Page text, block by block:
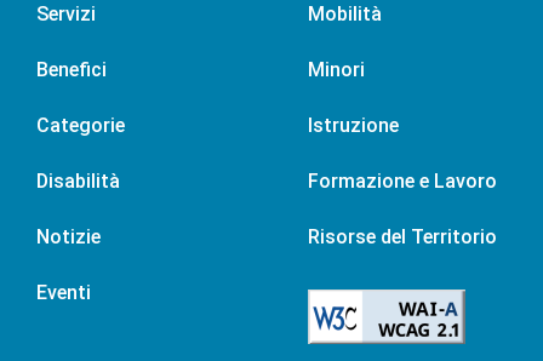
Servizi
Benefici
Categorie
Disabilità
Notizie
Eventi
Mobilità
Minori
Istruzione
Formazione e Lavoro
Risorse del Territorio